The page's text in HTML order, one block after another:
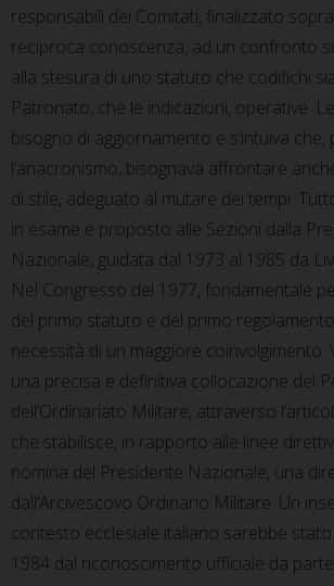
responsabili dei Comitati, finalizzato
reciproca conoscenza, ad un confronto
alla stesura di uno statuto che codifichi
Patronato, che le indicazioni, operative.
bisogno di aggiornamento e s’intuiva che,
l’anacronismo, bisognava affrontare
di stile, adeguato al mutare dei tempi.
in esame e proposto alle Sezioni dalla
Nazionale, guidata dal 1973 al 1985 da
Nel Congresso del 1977, fondamentale
del primo statuto e del primo
necessità di un maggiore coinvolgimento.
una precisa e definitiva collocazione del
dell’Ordinariato Militare, attraverso
che stabilisce, in rapporto alle linee
nomina del Presidente Nazionale, una
dall’Arcivescovo Ordinario Militare. Un
contesto ecclesiale italiano sarebbe
1984 dal riconoscimento ufficiale da